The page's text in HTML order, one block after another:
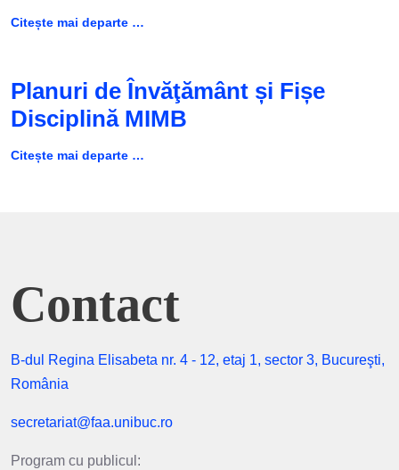
Citește mai departe …
Planuri de Învăţământ și Fișe
Disciplină MIMB
Citește mai departe …
Contact
B-dul Regina Elisabeta nr. 4 - 12, etaj 1, sector 3, Bucureşti,
România
secretariat@faa.unibuc.ro
Program cu publicul: